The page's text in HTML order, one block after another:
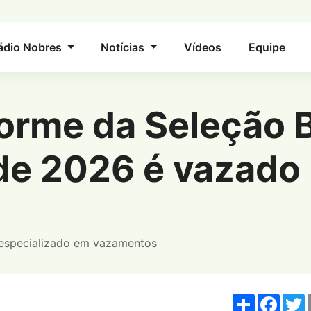
Nobres Notícias Vídeos Equipe
Seleção Brasileira para a Copa de 2026 é
da Seleção
2026 é
em vazamentos
Share